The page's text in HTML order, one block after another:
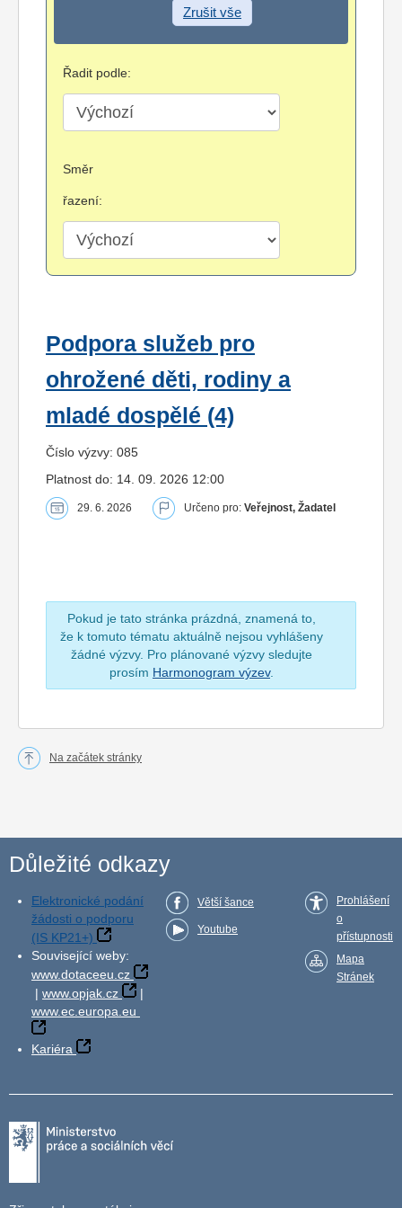
Zrušit vše
Řadit podle:
Směr
řazení:
Podpora služeb pro
ohrožené děti, rodiny a
mladé dospělé (4)
Číslo výzvy: 085
Platnost do: 14. 09. 2026 12:00
29. 6. 2026 Určeno pro: Veřejnost, Žadatel
Pokud je tato stránka prázdná, znamená to,
že k tomuto tématu aktuálně nejsou vyhlášeny
žádné výzvy. Pro plánované výzvy sledujte
prosím Harmonogram výzev.
Na začátek stránky
Důležité odkazy
Elektronické podání
žádosti o podporu
(IS KP21+)
Související weby:
www.dotaceeu.cz
| www.opjak.cz
|
www.ec.europa.eu
Kariéra
Větší šance
Youtube
Prohlášení
o
přístupnosti
Mapa
Stránek